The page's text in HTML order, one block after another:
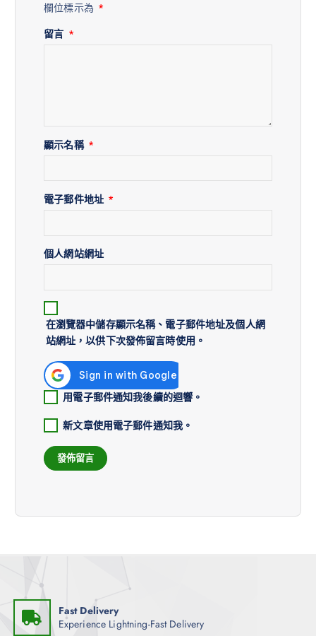
欄位標示為 *
留言 *
顯示名稱 *
電子郵件地址 *
個人網站網址
在瀏覽器中儲存顯示名稱、電子郵件地址及個人網
站網址，以供下次發佈留言時使用。
用電子郵件通知我後續的迴響。
新文章使用電子郵件通知我。
Fast Delivery
Experience Lightning-Fast Delivery